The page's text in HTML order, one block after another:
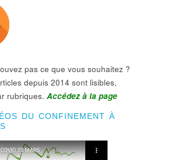
pas ce que vous souhaitez ?
depuis 2014 sont lisibles,
rubriques. Accédez à la page
DU CONFINEMENT À